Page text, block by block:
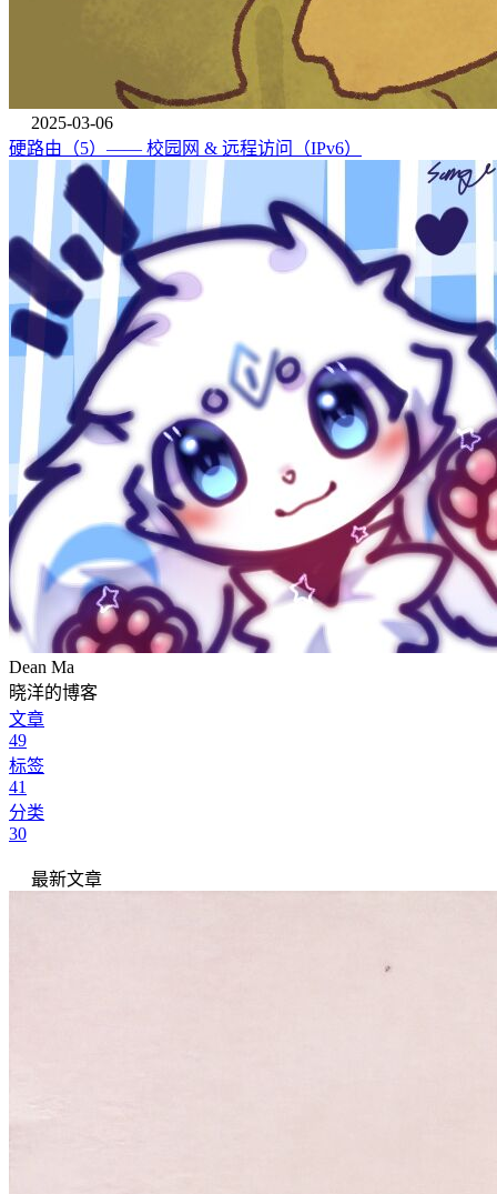
2025-03-06
硬路由（5）—— 校园网 & 远程访问（IPv6）
Dean Ma
晓洋的博客
文章
49
标签
41
分类
30
最新文章